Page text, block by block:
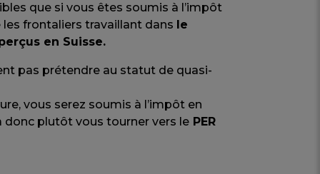
que si vous êtes soumis à l’impôt
frontaliers travaillant dans le
en Suisse.
pas prétendre au statut de quasi-
vous serez soumis à l’impôt en
donc plutôt vous tourner vers le PER